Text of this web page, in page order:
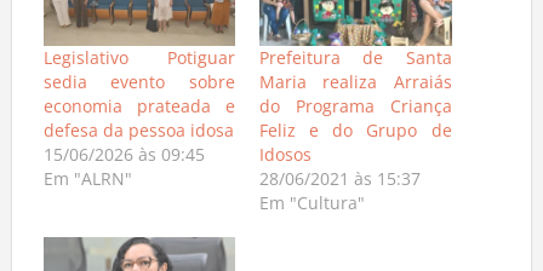
Legislativo Potiguar
sedia evento sobre
economia prateada e
defesa da pessoa idosa
15/06/2026 às 09:45
Em "ALRN"
Prefeitura de Santa
Maria realiza Arraiás
do Programa Criança
Feliz e do Grupo de
Idosos
28/06/2021 às 15:37
Em "Cultura"